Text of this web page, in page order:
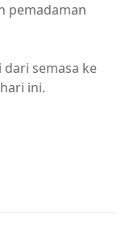
pemadaman
semasa ke
ini.